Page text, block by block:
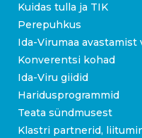
Kuidas tulla ja TIK
Perepuhkus
Ida-Virumaa avastamist
Konverentsi kohad
Ida-Viru giidid
Haridusprogrammid
Teata sündmusest
Klastri partnerid,